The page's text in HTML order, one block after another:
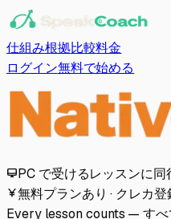
仕組み根拠比較料金
ログイン無料で始める
PC で受けるレッスンに同
無料プランあり · クレカ
Every lesson counts — すべ